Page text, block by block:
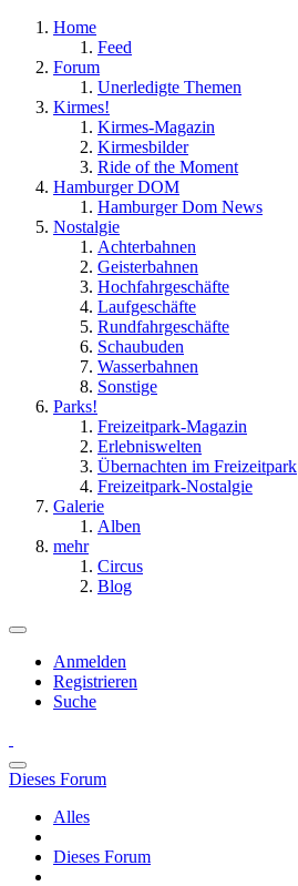
Home
Feed
Forum
Unerledigte Themen
Kirmes!
Kirmes-Magazin
Kirmesbilder
Ride of the Moment
Hamburger DOM
Hamburger Dom News
Nostalgie
Achterbahnen
Geisterbahnen
Hochfahrgeschäfte
Laufgeschäfte
Rundfahrgeschäfte
Schaubuden
Wasserbahnen
Sonstige
Parks!
Freizeitpark-Magazin
Erlebniswelten
Übernachten im Freizeitpark
Freizeitpark-Nostalgie
Galerie
Alben
mehr
Circus
Blog
Anmelden
Registrieren
Suche
Dieses Forum
Alles
Dieses Forum